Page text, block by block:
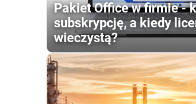
Pakiet Office w firmie -
subskrypcję, a kiedy
wieczystą?